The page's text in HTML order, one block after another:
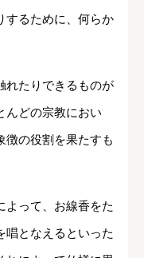
するために、何らか
れたりできるものが
んどの宗教におい
徴の役割を果たすも
よって、お線香をた
唱となえるといった